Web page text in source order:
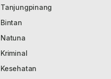
Tanjungpinang
Bintan
Natuna
Kriminal
Kesehatan